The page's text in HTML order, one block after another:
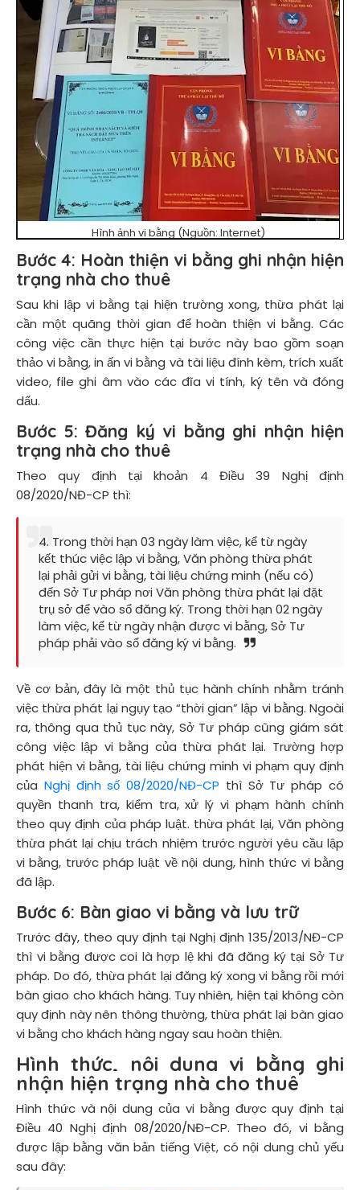
Hình ảnh vi bằng (Nguồn: Internet)
Bước 4: Hoàn thiện vi bằng ghi nhận hiện
trạng nhà cho thuê
Sau khi lập vi bằng tại hiện trường xong, thừa phát lại
cần một quãng thời gian để hoàn thiện vi bằng. Các
công việc cần thực hiện tại bước này bao gồm soạn
thảo vi bằng, in ấn vi bằng và tài liệu đính kèm, trích xuất
video, file ghi âm vào các đĩa vi tính, ký tên và đóng
dấu.
Bước 5: Đăng ký vi bằng ghi nhận hiện
trạng nhà cho thuê
Theo quy định tại khoản 4 Điều 39 Nghị định
08/2020/NĐ-CP thì:
4. Trong thời hạn 03 ngày làm việc, kể từ ngày
kết thúc việc lập vi bằng, Văn phòng thừa phát
lại phải gửi vi bằng, tài liệu chứng minh (nếu có)
đến Sở Tư pháp nơi Văn phòng thừa phát lại đặt
trụ sở để vào sổ đăng ký. Trong thời hạn 02 ngày
làm việc, kể từ ngày nhận được vi bằng, Sở Tư
pháp phải vào sổ đăng ký vi bằng.
Về cơ bản, đây là một thủ tục hành chính nhằm tránh
việc thừa phát lại ngụy tạo “thời gian” lập vi bằng. Ngoài
ra, thông qua thủ tục này, Sở Tư pháp cũng giám sát
công việc lập vi bằng của thừa phát lại. Trường hợp
phát hiện vi bằng, tài liệu chứng minh vi phạm quy định
của Nghị định số 08/2020/NĐ-CP thì Sở Tư pháp có
quyền thanh tra, kiểm tra, xử lý vi phạm hành chính
theo quy định của pháp luật. thừa phát lại, Văn phòng
thừa phát lại chịu trách nhiệm trước người yêu cầu lập
vi bằng, trước pháp luật về nội dung, hình thức vi bằng
đã lập.
Bước 6: Bàn giao vi bằng và lưu trữ
Trước đây, theo quy định tại Nghị định 135/2013/NĐ-CP
thì vi bằng được coi là hợp lệ khi đã đăng ký tại Sở Tư
pháp. Do đó, thừa phát lại đăng ký xong vi bằng rồi mới
bàn giao cho khách hàng. Tuy nhiên, hiện tại không còn
quy định này nên thông thường, thừa phát lại bàn giao
vi bằng cho khách hàng ngay sau hoàn thiện.
Hình thức, nội dung vi bằng ghi
nhận hiện trạng nhà cho thuê
Hình thức và nội dung của vi bằng được quy định tại
Điều 40 Nghị định 08/2020/NĐ-CP. Theo đó, vi bằng
được lập bằng văn bản tiếng Việt, có nội dung chủ yếu
sau đây: